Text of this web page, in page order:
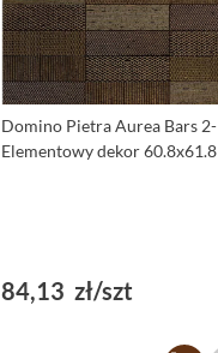
Domino Pietra Aurea Bars 2-
Elementowy dekor 60.8x61.8
84,13 zł/szt